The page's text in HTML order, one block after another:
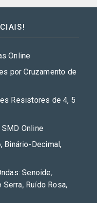
Online
por Cruzamento de
Resistores de 4, 5
Online
Binário-Decimal,
Senoide,
Serra, Ruído Rosa,